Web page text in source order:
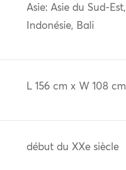
Asie: Asie du Sud-Est,
Indonésie, Bali
L 156 cm x W 108 cm
début du XXe siècle